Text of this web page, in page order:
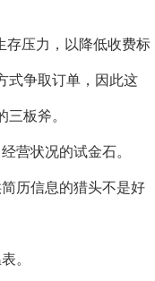
存压力，以降低收费标
式争取订单，因此这
板斧。
营状况的试金石。
历信息的猎头不是好
。